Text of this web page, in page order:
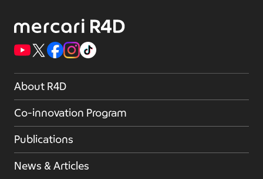
About R4D
Co-innovation Program
Publications
News & Articles